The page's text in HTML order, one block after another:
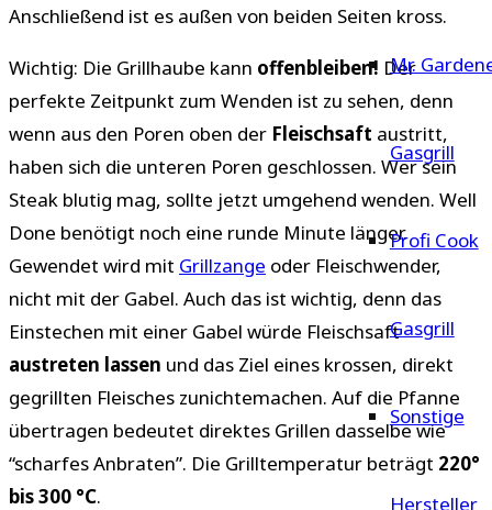
Mr.
Gasgrill
Profi Cook
Gasgrill
Sonstige
Hersteller
Anschließend ist es außen von beiden Seiten kross.
Wichtig: Die Grillhaube kann offenbleiben! Der
perfekte Zeitpunkt zum Wenden ist zu sehen, denn
wenn aus den Poren oben der Fleischsaft austritt,
haben sich die unteren Poren geschlossen. Wer sein
Steak blutig mag, sollte jetzt umgehend wenden. Well
Done benötigt noch eine runde Minute länger.
Gewendet wird mit Grillzange oder Fleischwender,
nicht mit der Gabel. Auch das ist wichtig, denn das
Einstechen mit einer Gabel würde Fleischsaft
austreten lassen und das Ziel eines krossen, direkt
gegrillten Fleisches zunichtemachen. Auf die Pfanne
übertragen bedeutet direktes Grillen dasselbe wie
“scharfes Anbraten”. Die Grilltemperatur beträgt 220°
bis 300 °C.